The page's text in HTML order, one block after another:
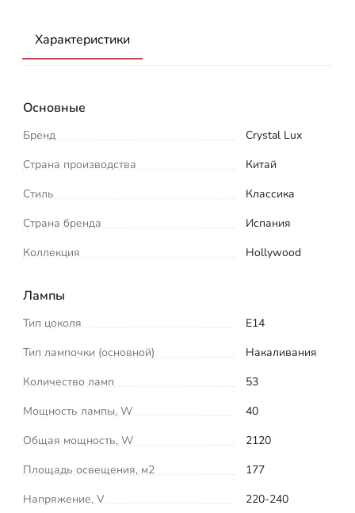
Характеристики
Основные
Бренд
Crystal Lux
Страна производства
Китай
Стиль
Классика
Страна бренда
Испания
Коллекция
Hollywood
Лампы
Тип цоколя
E14
Тип лампочки (основной)
Накаливания
Количество ламп
53
Мощность лампы, W
40
Общая мощность, W
2120
Площадь освещения, м2
177
Напряжение, V
220-240